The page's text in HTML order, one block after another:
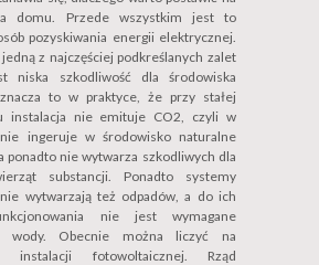
domu. Przede wszystkim jest to
pozyskiwania energii elektrycznej.
z najczęściej podkreślanych zalet
niska szkodliwość dla środowiska
to w praktyce, że przy stałej
instalacja nie emituje CO2, czyli w
ingeruje w środowisko naturalne
ponadto nie wytwarza szkodliwych dla
substancji. Ponadto systemy
wytwarzają też odpadów, a do ich
nie jest wymagane
wody. Obecnie można liczyć na
instalacji fotowoltaicznej. Rząd